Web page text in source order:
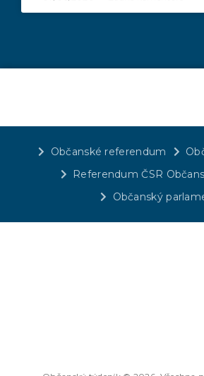
Občanské referendum
Referendum ČSR
Občanský